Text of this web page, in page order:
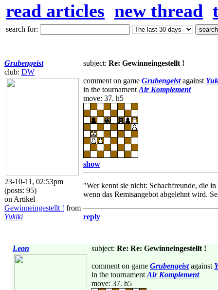
read articles new thread
search for:
Grubengeist
club: DW
23-10-11, 02:53pm
(posts: 95)
on Artikel
Gewinneingestellt ! from
Yukiki
subject: Re: Gewinneingestellt !
comment on game Grubengeistagainst
in the tournament Air Komplement
move: 37. h5
show
"Wer kennt sie nicht: Schachfreunde, die
wenn das Remisangebot abgelehnt wird.
reply
Leon subject: Re: Re: Gewinneingestellt !
comment on game Grubengeistagainst
in the tournament Air Komplement
move: 37. h5